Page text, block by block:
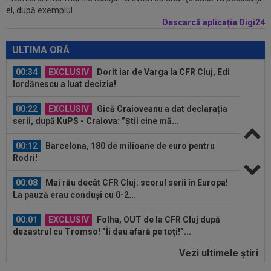
el, după exemplul...
Descarcă aplicația Digi24
ULTIMA ORĂ
Mihai Stoica. E prima oară când o zic”
Iordănescu a luat decizia!
00:22 EXCLUSIV
Gică Craioveanu a dat declarația
serii, după KuPS - Craiova: ”Știi cine mă...
00:12
Barcelona, 180 de milioane de euro pentru
Rodri!
00:08
Mai rău decât CFR Cluj: scorul serii în Europa!
La pauză erau conduși cu 0-2...
00:01 EXCLUSIV
Folha, OUT de la CFR Cluj după
dezastrul cu Tromso! ”Îi dau afară pe toți!”...
23:52 EXCLUSIV
Gigi Becali: ”Am vândut un jucător
pe 3.000.000 €”
Lovitură de proporții: Ioan Varga,
Vezi ultimele ştiri